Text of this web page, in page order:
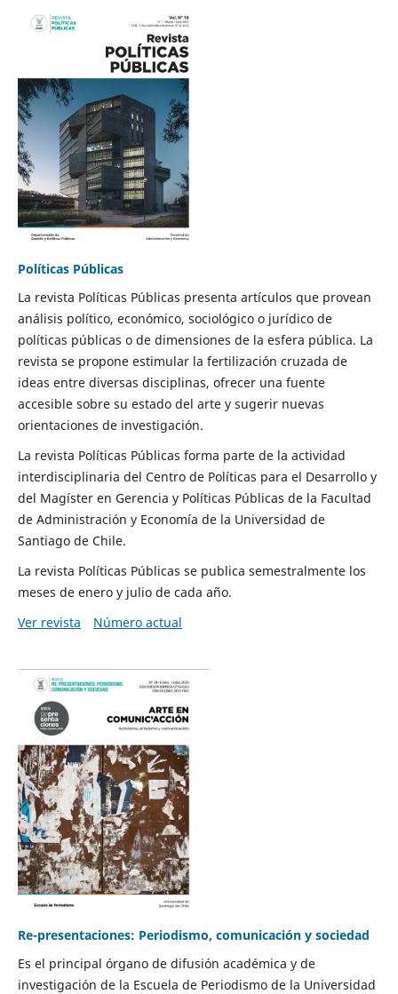
Políticas Públicas
La revista Políticas Públicas presenta artículos que provean
análisis político, económico, sociológico o jurídico de
políticas públicas o de dimensiones de la esfera pública. La
revista se propone estimular la fertilización cruzada de
ideas entre diversas disciplinas, ofrecer una fuente
accesible sobre su estado del arte y sugerir nuevas
orientaciones de investigación.
La revista Políticas Públicas forma parte de la actividad
interdisciplinaria del Centro de Políticas para el Desarrollo y
del Magíster en Gerencia y Políticas Públicas de la Facultad
de Administración y Economía de la Universidad de
Santiago de Chile.
La revista Políticas Públicas se publica semestralmente los
meses de enero y julio de cada año.
Ver revista
Número actual
Re-presentaciones: Periodismo, comunicación y sociedad
Es el principal órgano de difusión académica y de
investigación de la Escuela de Periodismo de la Universidad